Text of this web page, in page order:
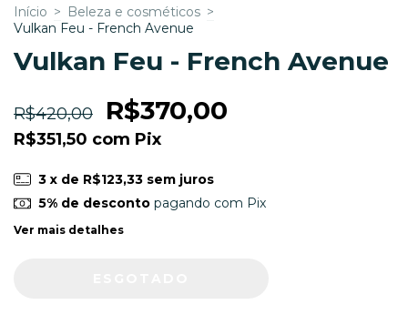
Início > Beleza e cosméticos >
Vulkan Feu - French Avenue
Vulkan Feu - French Avenue
R$420,00 R$370,00
R$351,50 com Pix
3 x de R$123,33 sem juros
5% de descontopagando com Pix
Ver mais detalhes